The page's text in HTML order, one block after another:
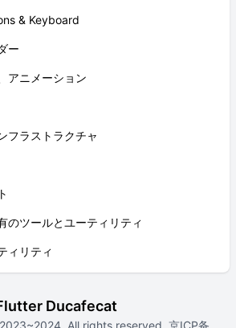
& Keyboard
ー
アニメーション
フラストラクチャ
のツールとユーティリティ
ィリティ
Ducafecat
All rights reserved. 京ICP备